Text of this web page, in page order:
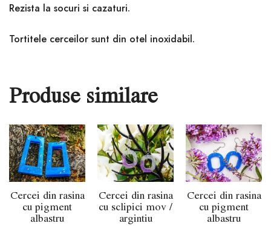
Rezista la socuri si cazaturi.
Tortitele cerceilor sunt din otel inoxidabil.
Produse similare
Cercei din rasina
cu pigment
albastru
Cercei din rasina
cu sclipici mov /
argintiu
Cercei din rasina
cu pigment
albastru